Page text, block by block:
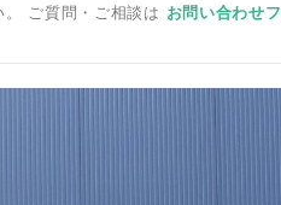
ご質問・ご相談は お問い合わせ